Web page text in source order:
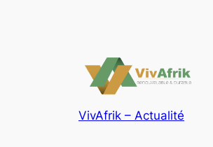
VivAfrik – Actualité